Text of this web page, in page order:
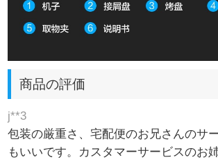
商品の評価
j**3
包装の厳重さ、宅配便のお兄さんのサ
もいいです。カスタマーサービスのお